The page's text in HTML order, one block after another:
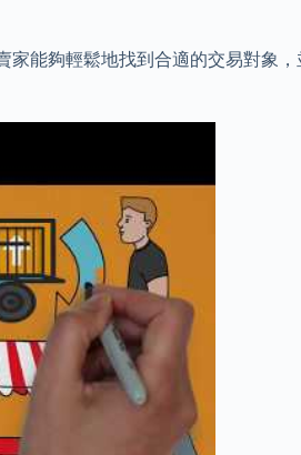
能夠輕鬆地找到合適的交易對象